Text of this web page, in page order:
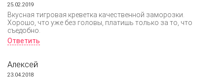
25.02.2019
Вкусная тигровая креветка качественной заморозки.
Хорошо, что уже без головы, платишь только за то, что
съедобно.
Ответить
Алексей
23.04.2018